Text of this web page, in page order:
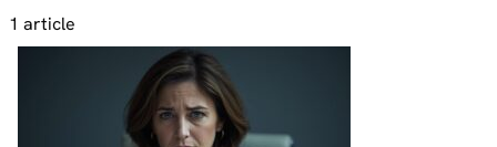
1 article